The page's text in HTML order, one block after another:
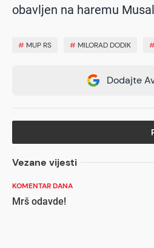
obavljen na haremu
# MUP RS # MILORAD DODIK
Dodajte
Vezane vijesti
KOMENTAR DANA
Mrš odavde!